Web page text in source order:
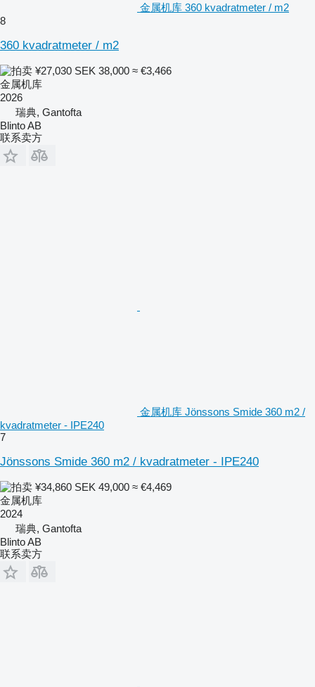
金属机库 360 kvadratmeter / m2
8
360 kvadratmeter / m2
¥27,030 SEK 38,000 ≈ €3,466
金属机库
2026
瑞典, Gantofta
Blinto AB
联系卖方
金属机库 Jönssons Smide 360 m2 /
kvadratmeter - IPE240
7
Jönssons Smide 360 m2 / kvadratmeter - IPE240
¥34,860 SEK 49,000 ≈ €4,469
金属机库
2024
瑞典, Gantofta
Blinto AB
联系卖方